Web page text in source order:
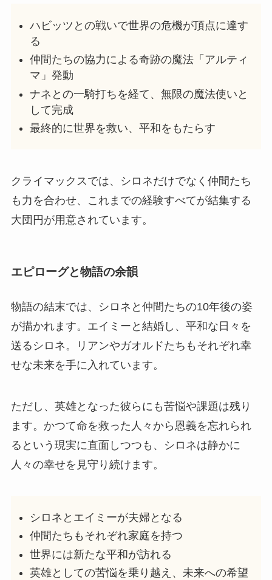
ハビッツとの戦いで世界の危機が頂点に達す
る
仲間たちの協力による奇跡の魔法「アルティ
マ」発動
ナネとの一騎打ちを経て、無限の魔法使いと
して完成
最終的に世界を救い、平和をもたらす
クライマックスでは、シロネだけでなく仲間たち
も力を合わせ、これまでの経験すべてが結集する
大団円が用意されています。
エピローグと物語の余韻
物語の結末では、シロネと仲間たちの10年後の姿
が描かれます。エイミーと結婚し、平和な日々を
送るシロネ。リアンやガオルドたちもそれぞれ幸
せな未来を手に入れています。
ただし、英雄となった彼らにも苦悩や課題は残り
ます。かつて命を救った人々から恩義を忘れられ
るという現実に直面しつつも、シロネは静かに
人々の幸せを見守り続けます。
シロネとエイミーが夫婦となる
仲間たちもそれぞれ家庭を持つ
世界には新たな平和が訪れる
英雄としての苦悩を乗り越え、未来への希望